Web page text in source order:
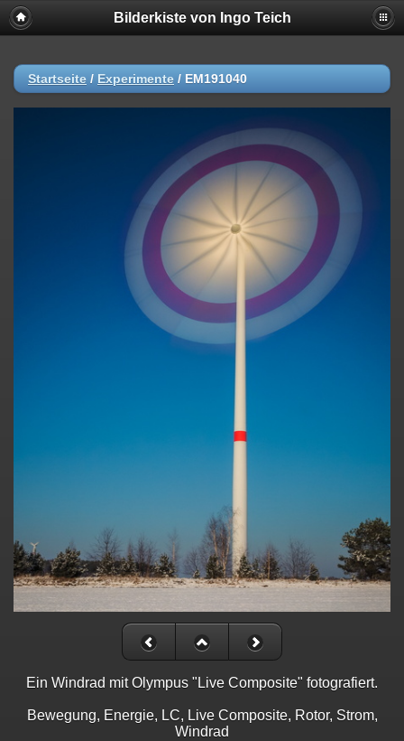
Bilderkiste von Ingo Teich
Startseite / Experimente / EM191040
Ein Windrad mit Olympus "Live Composite" fotografiert.
Bewegung, Energie, LC, Live Composite, Rotor, Strom,
Windrad